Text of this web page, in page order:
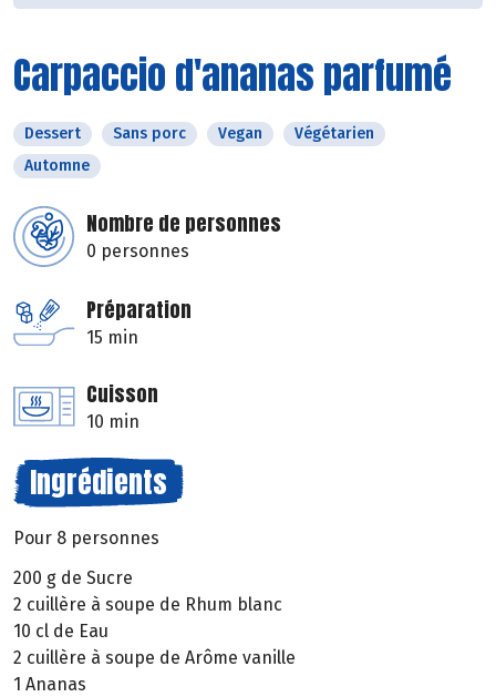
Carpaccio d'ananas parfumé
Dessert Sans porc Vegan
Végétarien
Automne
Nombre de personnes
0 personnes
Préparation
15 min
Cuisson
10 min
Ingrédients
Pour 8 personnes
200 g de Sucre
2 cuillère à soupe de Rhum blanc
10 cl de Eau
2 cuillère à soupe de Arôme vanille
1 Ananas